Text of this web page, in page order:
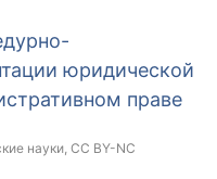
юридической
праве
науки, CC BY-NC